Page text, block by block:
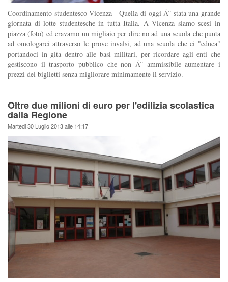
Coordinamento studentesco Vicenza - Quella di oggi Ã¨ stata una grande
giornata di lotte studentesche in tutta Italia. A Vicenza siamo scesi in
piazza (foto) ed eravamo un migliaio per dire no ad una scuola che punta
ad omologarci attraverso le prove invalsi, ad una scuola che ci "educa"
portandoci in gita dentro alle basi militari, per ricordare agli enti che
gestiscono il trasporto pubblico che non Ã¨ ammissibile aumentare i
prezzi dei biglietti senza migliorare minimamente il servizio.
Oltre due milioni di euro per l'edilizia scolastica
dalla Regione
Martedi 30 Luglio 2013 alle 14:17